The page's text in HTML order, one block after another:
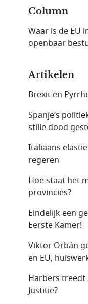
Column
Waar is de EU
openbaar
Artikelen
Brexit en
Spanje’s
stille dood
Italiaans
regeren
Hoe staat het
provincies?
Eindelijk een
Eerste Kamer!
Viktor Orbán
en EU,
Harbers treedt
Justitie?